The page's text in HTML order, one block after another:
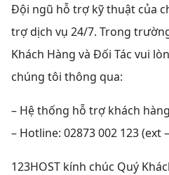
Đội ngũ hỗ trợ kỹ thuật của
trợ dịch vụ 24/7. Trong
Khách Hàng và Đối Tác vui
chúng tôi thông qua:
– Hệ thống hỗ trợ khách
– Hotline: 02873 002 123 (ext
123HOST kính chúc Quý